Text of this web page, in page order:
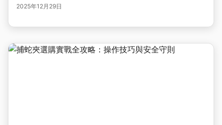
2025年12月29日